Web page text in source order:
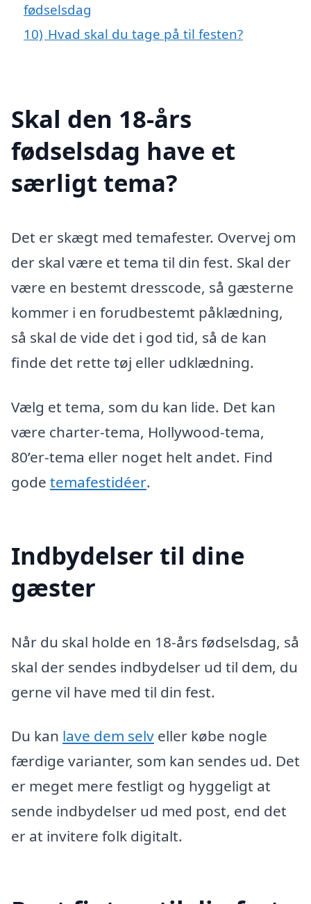
fødselsdag
10) Hvad skal du tage på til festen?
Skal den 18-års
fødselsdag have et
særligt tema?
Det er skægt med temafester. Overvej om
der skal være et tema til din fest. Skal der
være en bestemt dresscode, så gæsterne
kommer i en forudbestemt påklædning,
så skal de vide det i god tid, så de kan
finde det rette tøj eller udklædning.
Vælg et tema, som du kan lide. Det kan
være charter-tema, Hollywood-tema,
80’er-tema eller noget helt andet. Find
gode temafestidéer.
Indbydelser til dine
gæster
Når du skal holde en 18-års fødselsdag, så
skal der sendes indbydelser ud til dem, du
gerne vil have med til din fest.
Du kan lave dem selv eller købe nogle
færdige varianter, som kan sendes ud. Det
er meget mere festligt og hyggeligt at
sende indbydelser ud med post, end det
er at invitere folk digitalt.